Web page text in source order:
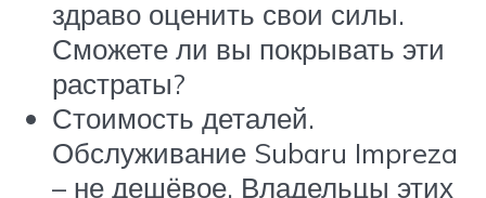
здраво оценить свои силы.
Сможете ли вы покрывать эти
растраты?
Стоимость деталей.
Обслуживание Subaru Impreza
– не дешёвое. Владельцы этих